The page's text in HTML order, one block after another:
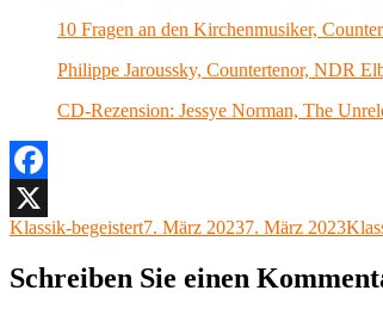
10 Fragen an den Kirchenmusiker,
Philippe Jaroussky, Countertenor, NDR
CD-Rezension: Jessye Norman, The
Facebook
X
Autor
Klassik-begeistertVeröffentlicht
7. März 20237. März 2023
Schreiben Sie einen